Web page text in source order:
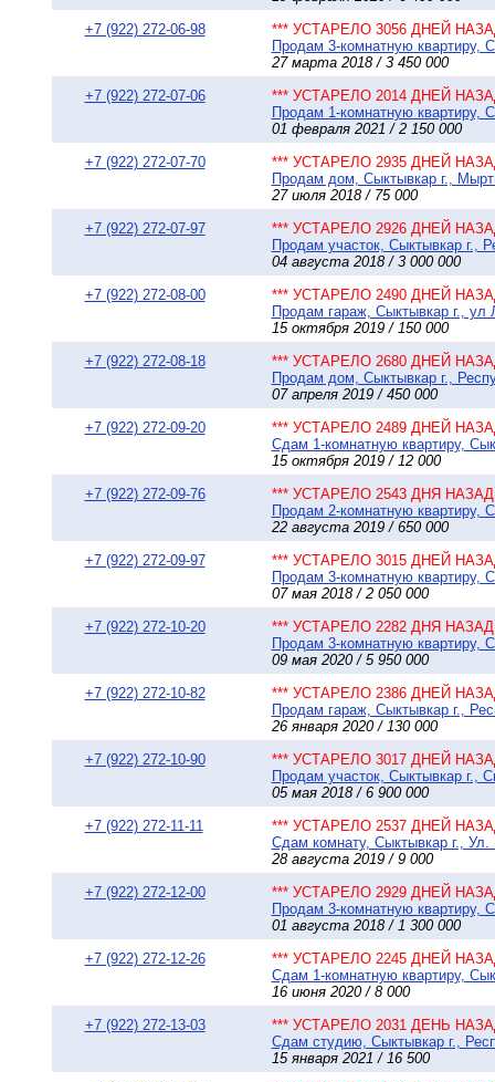
+7 (922) 272-06-98
*** УСТАРЕЛО 3056 ДНЕЙ
Продам 3-комнатную квартиру,
27 марта 2018 / 3 450 000
+7 (922) 272-07-06
*** УСТАРЕЛО 2014 ДНЕЙ
Продам 1-комнатную квартиру,
01 февраля 2021 / 2 150 000
+7 (922) 272-07-70
*** УСТАРЕЛО 2935 ДНЕЙ
Продам дом, Сыктывкар г.,
27 июля 2018 / 75 000
+7 (922) 272-07-97
*** УСТАРЕЛО 2926 ДНЕЙ
Продам участок, Сыктывкар г.,
04 августа 2018 / 3 000 000
+7 (922) 272-08-00
*** УСТАРЕЛО 2490 ДНЕЙ
Продам гараж, Сыктывкар г., ул
15 октября 2019 / 150 000
+7 (922) 272-08-18
*** УСТАРЕЛО 2680 ДНЕЙ
Продам дом, Сыктывкар г.,
07 апреля 2019 / 450 000
+7 (922) 272-09-20
*** УСТАРЕЛО 2489 ДНЕЙ
Сдам 1-комнатную квартиру,
15 октября 2019 / 12 000
+7 (922) 272-09-76
*** УСТАРЕЛО 2543 ДНЯ НАЗАД
Продам 2-комнатную квартиру,
22 августа 2019 / 650 000
+7 (922) 272-09-97
*** УСТАРЕЛО 3015 ДНЕЙ
Продам 3-комнатную квартиру,
07 мая 2018 / 2 050 000
+7 (922) 272-10-20
*** УСТАРЕЛО 2282 ДНЯ НАЗАД
Продам 3-комнатную квартиру,
09 мая 2020 / 5 950 000
+7 (922) 272-10-82
*** УСТАРЕЛО 2386 ДНЕЙ
Продам гараж, Сыктывкар г.,
26 января 2020 / 130 000
+7 (922) 272-10-90
*** УСТАРЕЛО 3017 ДНЕЙ
Продам участок, Сыктывкар г.,
05 мая 2018 / 6 900 000
+7 (922) 272-11-11
*** УСТАРЕЛО 2537 ДНЕЙ
Сдам комнату, Сыктывкар г., Ул.
28 августа 2019 / 9 000
+7 (922) 272-12-00
*** УСТАРЕЛО 2929 ДНЕЙ
Продам 3-комнатную квартиру,
01 августа 2018 / 1 300 000
+7 (922) 272-12-26
*** УСТАРЕЛО 2245 ДНЕЙ
Сдам 1-комнатную квартиру,
16 июня 2020 / 8 000
+7 (922) 272-13-03
*** УСТАРЕЛО 2031 ДЕНЬ
Сдам студию, Сыктывкар г.,
15 января 2021 / 16 500